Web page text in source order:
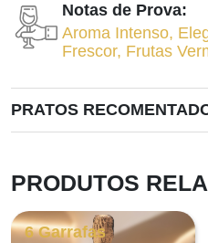
Notas de Prova:
Aroma Intenso,
Frescor, Frutas
PRATOS
PRODUTOS
6 Garrafas